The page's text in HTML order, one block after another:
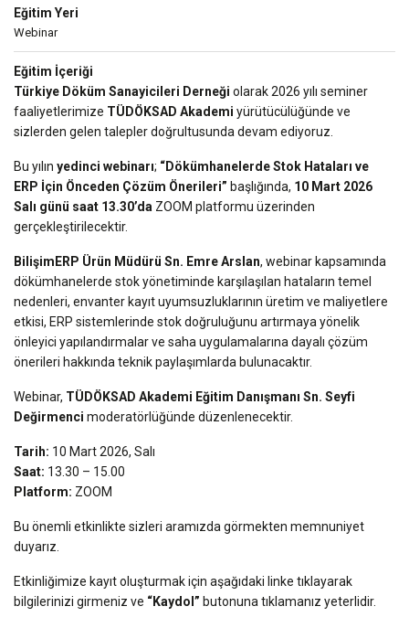
Eğitim Yeri
Webinar
Eğitim İçeriği
Türkiye Döküm Sanayicileri Derneği olarak 2026 yılı seminer
faaliyetlerimize TÜDÖKSAD Akademi yürütücülüğünde ve
sizlerden gelen talepler doğrultusunda devam ediyoruz.
Bu yılın yedinci webinarı; “Dökümhanelerde Stok Hataları ve
ERP İçin Önceden Çözüm Önerileri” başlığında, 10 Mart 2026
Salı günü saat 13.30’da ZOOM platformu üzerinden
gerçekleştirilecektir.
BilişimERP Ürün Müdürü Sn. Emre Arslan, webinar kapsamında
dökümhanelerde stok yönetiminde karşılaşılan hataların temel
nedenleri, envanter kayıt uyumsuzluklarının üretim ve maliyetlere
etkisi, ERP sistemlerinde stok doğruluğunu artırmaya yönelik
önleyici yapılandırmalar ve saha uygulamalarına dayalı çözüm
önerileri hakkında teknik paylaşımlarda bulunacaktır.
Webinar, TÜDÖKSAD Akademi Eğitim Danışmanı Sn. Seyfi
Değirmenci moderatörlüğünde düzenlenecektir.
Tarih: 10 Mart 2026, Salı
Saat: 13.30 – 15.00
Platform: ZOOM
Bu önemli etkinlikte sizleri aramızda görmekten memnuniyet
duyarız.
Etkinliğimize kayıt oluşturmak için aşağıdaki linke tıklayarak
bilgilerinizi girmeniz ve “Kaydol” butonuna tıklamanız yeterlidir.